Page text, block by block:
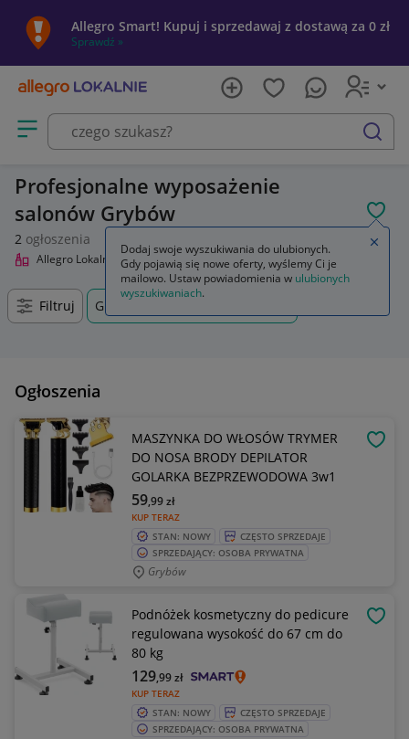
Allegro Smart! Kupuj i sprzedawaj z dostawą za 0 zł
Sprawdź »
Otwórz menu z kategoriami
szukaj
Profesjonalne wyposażenie
salonów Grybów
2 ogłoszenia
Allegro Lokalnie Uroda Profesjonalne wyposażenie salonów
Filtruj Grybów, Małopolskie, +0 km
Ogłoszenia
MASZYNKA DO WŁOSÓW TRYMER
DO NOSA BRODY DEPILATOR
GOLARKA BEZPRZEWODOWA 3w1
KUP TERAZ
59,99zł
STAN: NOWY
CZĘSTO SPRZEDAJE
SPRZEDAJĄCY: OSOBA PRYWATNA
Grybów
Podnóżek kosmetyczny do pedicure
regulowana wysokość do 67 cm do
80 kg
KUP TERAZ
129,99zł
STAN: NOWY
CZĘSTO SPRZEDAJE
SPRZEDAJĄCY: OSOBA PRYWATNA
Dodaj swoje wyszukiwania do ulubionych.
Gdy pojawią się nowe oferty, wyślemy Ci je
mailowo. Ustaw powiadomienia w ulubionych
wyszukiwaniach.